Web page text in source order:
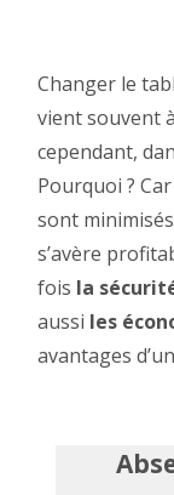
Changer le
vient souvent
cependant,
Pourquoi ?
sont
s’avère
fois la
aussi les
avantages